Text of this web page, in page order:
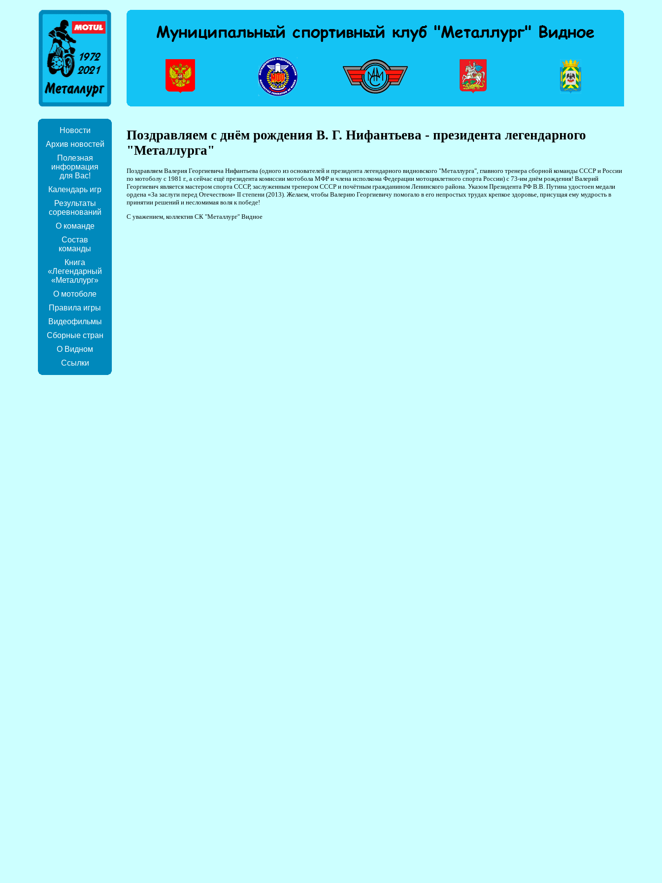
Новости
Архив новостей
Полезная
информация
для Вас!
Календарь игр
Результаты
соревнований
О команде
Состав
команды
Книга
«Легендарный
«Металлург»
О мотоболе
Правила игры
Видеофильмы
Сборные стран
О Видном
Ссылки
Поздравляем с днём рождения В. Г. Нифантьева - президента легендарного
"Металлурга"
Поздравляем Валерия Георгиевича Нифантьева (одного из основателей и президента легендарного видновского "Металлурга", главного тренера сборной команды СССР и России
по мотоболу с 1981 г., а сейчас ещё президента комиссии мотобола МФР и члена исполкома Федерации мотоциклетного спорта России) с 73-им днём рождения! Валерий
Георгиевич является мастером спорта СССР, заслуженным тренером СССР и почётным гражданином Ленинского района. Указом Президента РФ В.В. Путина удостоен медали
ордена «За заслуги перед Отечеством» II степени (2013). Желаем, чтобы Валерию Георгиевичу помогало в его непростых трудах крепкое здоровье, присущая ему мудрость в
принятии решений и несломимая воля к победе!
С уважением, коллектив СК "Металлург" Видное